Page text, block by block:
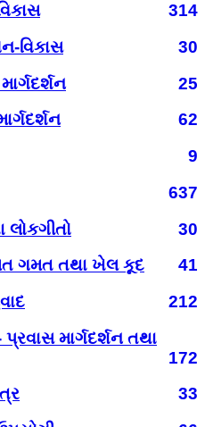
314
વિકાસ
30
25
62
9
637
લોકગીતો
30
ગમત તથા ખેલ કૂદ
41
212
માર્ગદર્શન તથા
172
33